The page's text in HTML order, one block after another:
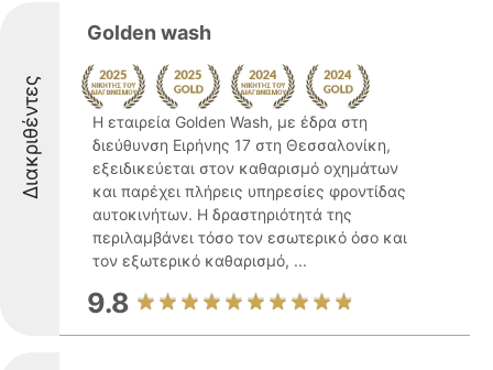
Διακριθέντες
Golden wash
Η εταιρεία Golden Wash, με έδρα στη
διεύθυνση Ειρήνης 17 στη Θεσσαλονίκη,
εξειδικεύεται στον καθαρισμό οχημάτων
και παρέχει πλήρεις υπηρεσίες φροντίδας
αυτοκινήτων. Η δραστηριότητά της
περιλαμβάνει τόσο τον εσωτερικό όσο και
τον εξωτερικό καθαρισμό, ...
9.8